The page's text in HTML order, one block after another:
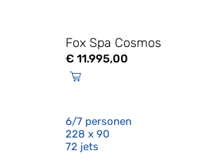
Fox Spa Cosmos
€11.995,00
6/7 personen
228 x 90
72 jets